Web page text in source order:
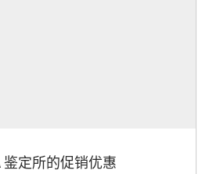
鉴定所的促销优惠